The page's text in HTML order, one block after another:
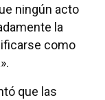
ningún acto
la
como
que las